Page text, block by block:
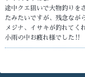
途中クエ狙いで大物釣りを
たみたいですが、残念なが
メジナ、イサキが釣れてく
小雨の中お疲れ様でした‼️